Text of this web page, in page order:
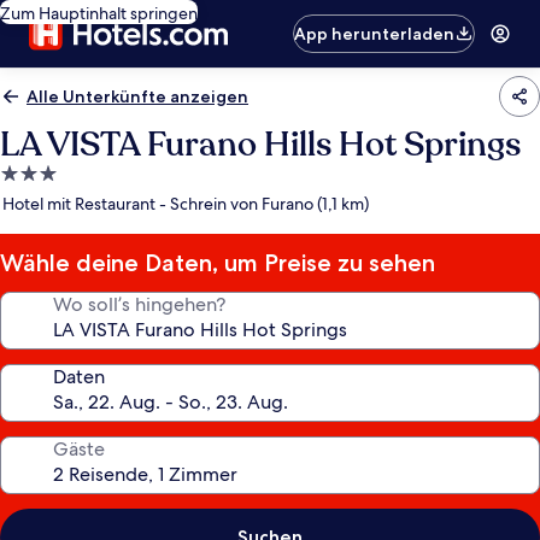
Zum Hauptinhalt springen
App herunterladen
Alle Unterkünfte anzeigen
LA VISTA Furano Hills Hot Springs
3.0-
Sterne-
Hotel mit Restaurant - Schrein von Furano (1,1 km)
Wähle deine Daten, um Preise zu sehen
Wo soll’s hingehen?
Daten
Gäste